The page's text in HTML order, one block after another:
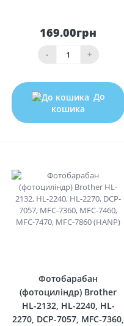
169.00грн
- +
До
кошика
Фотобарабан
(фотоциліндр) Brother
HL-2132, HL-2240, HL-
2270, DCP-7057, MFC-7360,